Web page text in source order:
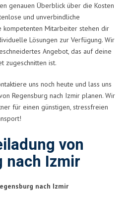
genauen Überblick über die Kosten
und unverbindliche
kompetenten Mitarbeiter stehen dir
Lösungen zur Verfügung. Wir
Angebot, das auf deine
zugeschnitten ist.
uns noch heute und lass uns
Regensburg nach Izmir planen. Wir
für einen günstigen, stressfreien
von
nach Izmir
nach Izmir